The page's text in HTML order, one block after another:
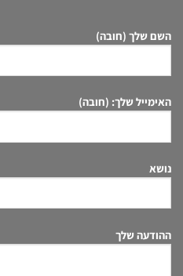
השם שלך (חובה)
האימייל שלך: (חובה)
נושא
ההודעה שלך